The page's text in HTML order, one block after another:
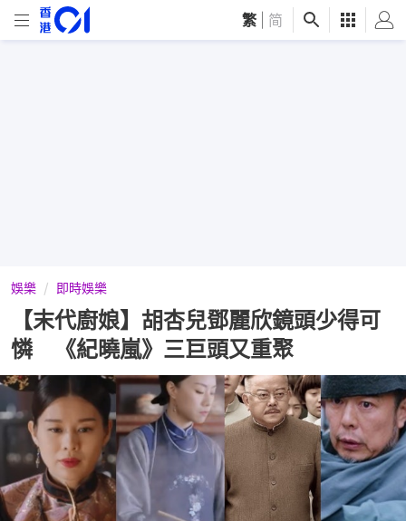
繁 简
娛樂 即時娛樂
【末代廚娘】胡杏兒鄧麗欣鏡頭少得可
憐 《紀曉嵐》三巨頭又重聚